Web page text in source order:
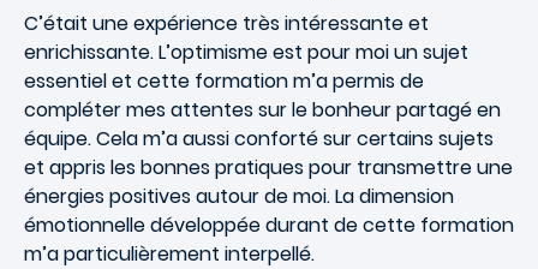
C’était une expérience très intéressante et
enrichissante. L’optimisme est pour moi un sujet
essentiel et cette formation m’a permis de
compléter mes attentes sur le bonheur partagé en
équipe. Cela m’a aussi conforté sur certains sujets
et appris les bonnes pratiques pour transmettre une
énergies positives autour de moi. La dimension
émotionnelle développée durant de cette formation
m’a particulièrement interpellé.